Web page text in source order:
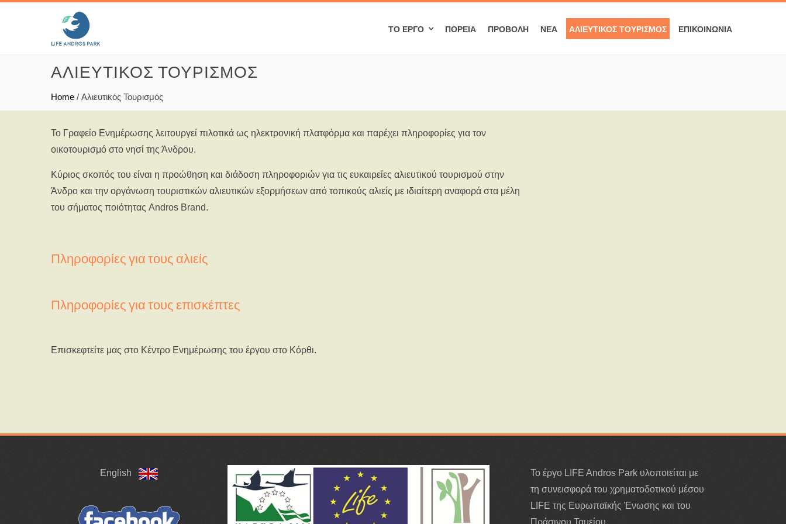
ΤΟ ΈΡΓΟ ΠΟΡΕΊΑ ΠΡΟΒΟΛΉ ΝΈΑ ΑΛΙΕΥΤΙΚΌΣ ΤΟΥΡΙΣΜΌΣ ΕΠΙΚΟΙΝΩΝΊΑ
ΑΛΙΕΥΤΙΚΌΣ ΤΟΥΡΙΣΜΌΣ
Home / Αλιευτικός Τουρισμός
Το Γραφείο Ενημέρωσης λειτουργεί πιλοτικά ως ηλεκτρονική πλατφόρμα και παρέχει πληροφορίες για τον
οικοτουρισμό στο νησί της Άνδρου.
Κύριος σκοπός του είναι η προώθηση και διάδοση πληροφοριών για τις ευκαιρείες αλιευτικού τουρισμού στην
Άνδρο και την οργάνωση τουριστικών αλιευτικών εξορμήσεων από τοπικούς αλιείς με ιδιαίτερη αναφορά στα μέλη
του σήματος ποιότητας Andros Brand.
Πληροφορίες για τους αλιείς
Πληροφορίες για τους επισκέπτες
Επισκεφτείτε μας στο Κέντρο Ενημέρωσης του έργου στο Κόρθι.
English
Το έργο LIFE Andros Park υλοποιείται με
τη συνεισφορά του χρηματοδοτικού μέσου
LIFE της Ευρωπαϊκής Ένωσης και του
Πράσινου Ταμείου